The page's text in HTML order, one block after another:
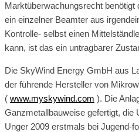
Marktüberwachungsrecht benötigt
ein einzelner Beamter aus
Kontrolle- selbst einen
kann, ist das ein untragbarer
Die SkyWind Energy GmbH aus
der führende Hersteller von
( www.myskywind.com ). Die
Ganzmetallbauweise gefertigt, die
Unger 2009 erstmals bei Jugend-